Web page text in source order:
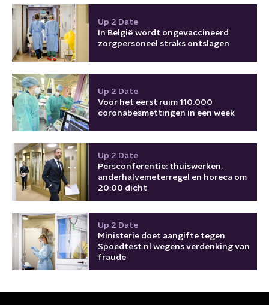
Up 2 Date
In België wordt ongevaccineerd
zorgpersoneel straks ontslagen
Up 2 Date
Voor het eerst ruim 110.000
coronabesmettingen in een week
Up 2 Date
Persconferentie: thuiswerken,
anderhalvemeterregel en horeca om
20:00 dicht
Up 2 Date
Ministerie doet aangifte tegen
Spoedtest.nl wegens verdenking van
fraude